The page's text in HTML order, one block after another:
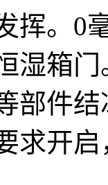
挥。0
湿箱
部件
求开